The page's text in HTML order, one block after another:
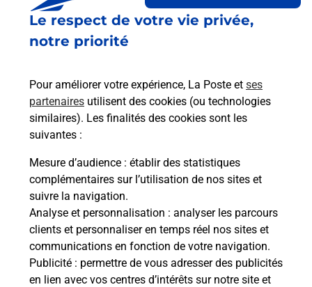
Le respect de votre vie privée,
notre priorité
Pour améliorer votre expérience, La Poste et ses
partenaires utilisent des cookies (ou technologies
similaires). Les finalités des cookies sont les
suivantes :
Mesure d’audience : établir des statistiques
complémentaires sur l’utilisation de nos sites et
suivre la navigation.
Analyse et personnalisation : analyser les parcours
clients et personnaliser en temps réel nos sites et
communications en fonction de votre navigation.
Publicité : permettre de vous adresser des publicités
en lien avec vos centres d’intérêts sur notre site et
Boîte aux lettres La Poste
Prochaine collecte du courrier
Place De L Ancienne Ecole
Clairvaux D Aveyron
Itinéraire
Le lien s'ouvre dans un nouvel onglet
Boîte aux lettres La Poste
Prochaine collecte du courrierlundià 09h30
Village De Bruejouls
12330
Clairvaux D Aveyron
Le lien s'ouvre dans un nouvel onglet